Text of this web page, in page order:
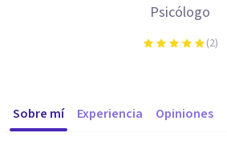
Psicólogo
(2)
Sobre mí Experiencia Opiniones